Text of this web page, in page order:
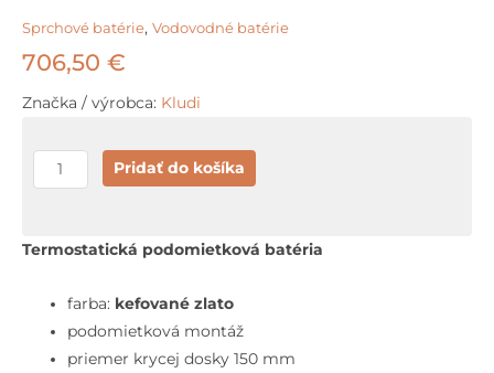
Sprchové batérie, Vodovodné batérie
706,50 €
Značka / výrobca: Kludi
množstvo
Kludi
Fonte
sprchová
batéria
pod
Pridať do košíka
Termostatická podomietková batéria
farba: kefované zlato
podomietková montáž
priemer krycej dosky 150 mm